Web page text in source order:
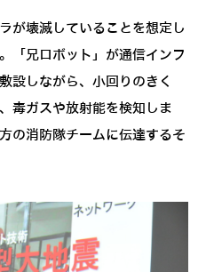
が壊滅していることを想定し
「兄ロボット」が通信インフ
設しながら、小回りのきく
毒ガスや放射能を検知しま
の消防隊チームに伝達するそ